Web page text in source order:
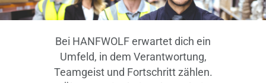
Bei HANFWOLF erwartet dich ein
Umfeld, in dem Verantwortung,
Teamgeist und Fortschritt zählen.